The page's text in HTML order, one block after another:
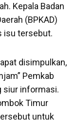
Kepala Badan
(BPKAD)
isu tersebut.
disimpulkan,
Pemkab
siur informasi.
Timur
untuk